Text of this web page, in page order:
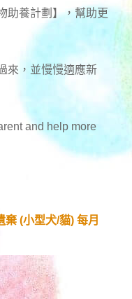
助養計劃】，幫助更
來，並慢慢適應新
and help more
棄 (小型犬/貓) 每月